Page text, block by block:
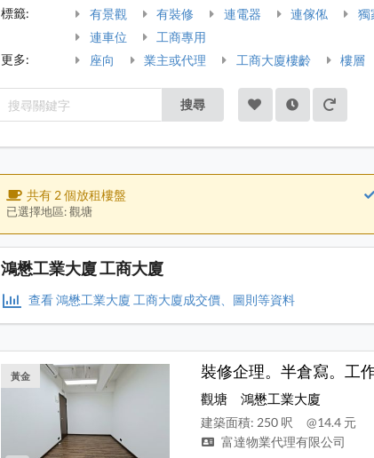
標籤:
有景觀 有裝修 連電器 連傢俬 獨
連車位
工商專用
更多:
座向 業主或代理 工商大廈樓齡 樓層
搜尋
共有 2 個放租樓盤
已選擇地區: 觀塘
鴻懋工業大廈 工商大廈
查看 鴻懋工業大廈 工商大廈成交價、圖則等資料
黃金 裝修企理。半倉寫。工
觀塘 鴻懋工業大廈
建築面積: 250 呎
@14.4 元
富達物業代理有限公司